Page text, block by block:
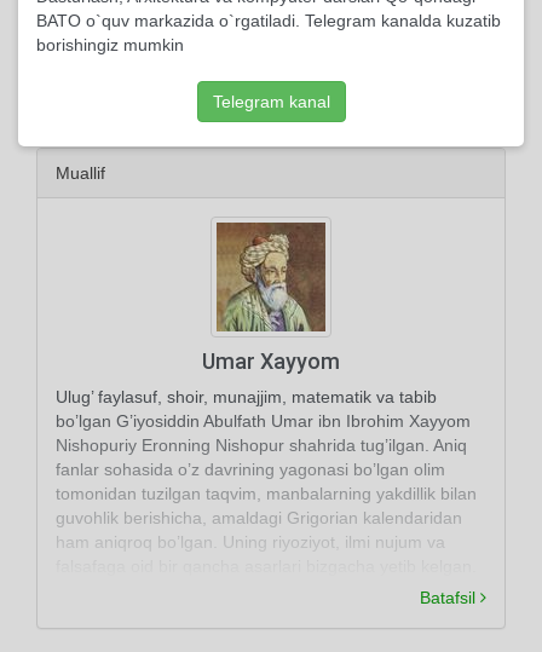
gap
Muallif
Umar Xayyom
Ulug’ faylasuf, shoir, munajjim, matematik va tabib
bo’lgan G’iyosiddin Abulfath Umar ibn Ibrohim Xayyom
Nishopuriy Eronning Nishopur shahrida tug’ilgan. Aniq
fanlar sohasida o’z davrining yagonasi bo’lgan olim
tomonidan tuzilgan taqvim, manbalarning yakdillik bilan
guvohlik berishicha, amaldagi Grigorian kalendaridan
ham aniqroq bo’lgan. Uning riyoziyot, ilmi nujum va
Batafsil
BATO o`quv markazida o`rgatiladi. Telegram kanalda kuzatib
borishingiz mumkin
Telegram kanal